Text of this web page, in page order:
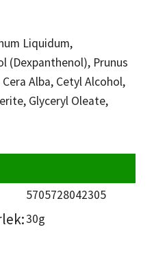
Liquidum,
(Dexpanthenol), Prunus
Alba, Cetyl Alcohol,
Glyceryl Oleate,
5705728042305
30g